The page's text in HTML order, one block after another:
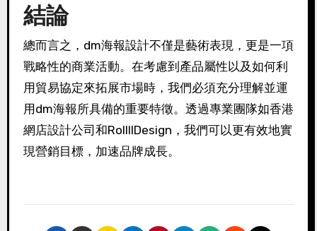
結論
總而言之，dm海報設計不僅是藝術表現，更是一項
戰略性的商業活動。在考慮到產品屬性以及如何利
用貿易協定來拓展市場時，我們必須充分理解並運
用dm海報所具備的重要特徵。透過專業團隊如香港
網店設計公司和RollllDesign，我們可以更有效地實
現營銷目標，加速品牌成長。